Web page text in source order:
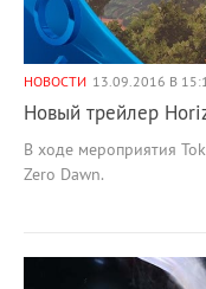
НОВОСТИ 13.09.2016 В
Новый трейлер
В ходе мероприятия
Zero Dawn.